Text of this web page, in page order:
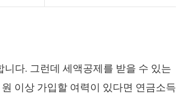
다. 그런데 세액공제를 받을 수 있는
이상 가입할 여력이 있다면 연금소득